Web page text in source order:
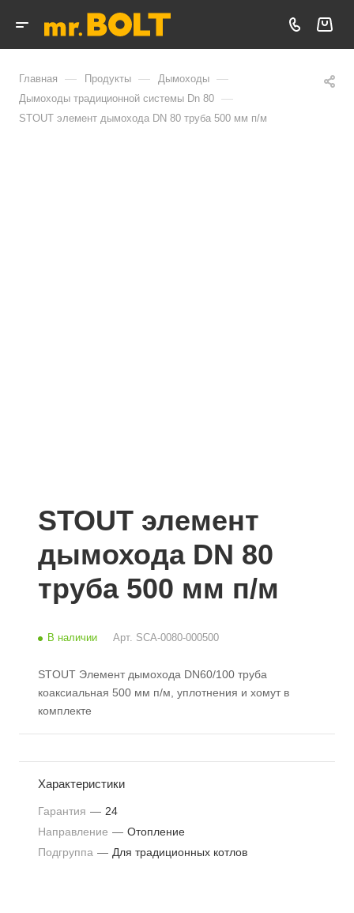
Главная — Продукты — Дымоходы —
Дымоходы традиционной системы Dn 80 —
STOUT элемент дымохода DN 80 труба 500 мм п/м
STOUT элемент
дымохода DN 80
труба 500 мм п/м
В наличии Арт. SCA-0080-000500
STOUT Элемент дымохода DN60/100 труба
коаксиальная 500 мм п/м, уплотнения и хомут в
комплекте
Характеристики
Гарантия — 24
Направление — Отопление
Подгруппа — Для традиционных котлов